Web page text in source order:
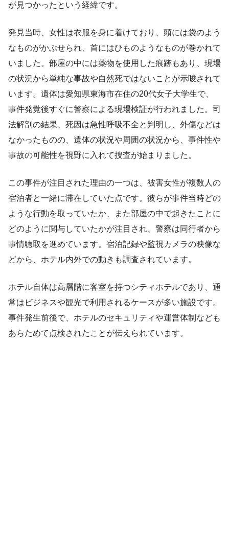
が見つかったという経緯です。
発見当時、女性は衣服を身に着けており、頭には袋のよう
なものがかぶせられ、首にはひものようなものが巻かれて
いました。部屋の中には薬物を使用した痕跡もあり、現場
の状況から単純な事故や自然死ではないことが示唆されて
います。遺体は愛知県東海市在住の20代女子大学生で、
事件発覚後すぐに警察による現場検証が行われました。司
法解剖の結果、死因は急性呼吸不全と判明し、外傷などは
なかったものの、遺体の状況や周囲の状況から、事件性や
事故の可能性を視野に入れて捜査が始まりました。
この事件が注目された理由の一つは、被害女性が複数人の
宿泊者と一緒に滞在していた点です。彼らが事件当時どの
ような行動を取っていたか、また部屋の中で起きたことに
どのように関与していたかが注目され、警察は同行者から
事情聴取を進めています。宿泊記録や監視カメラの映像な
どから、ホテル内外での動きも調査されています。
ホテル自体は高層階に客室を持つシティホテルであり、通
常はビジネスや観光で利用されるケースが多い施設です。
事件発生前後で、ホテルのセキュリティや運営体制なども
あらためて点検されたことが伝えられています。